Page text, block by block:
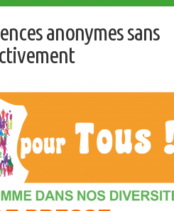
anonymes sans